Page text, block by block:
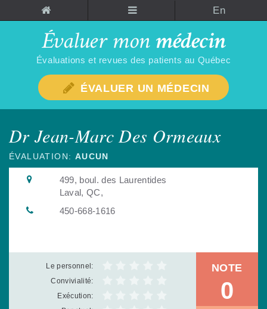
En
Évaluations et revues des patients au Québec
ÉVALUER UN MÉDECIN
Dr Jean-Marc Des Ormeaux
ÉVALUATION: AUCUN
499, boul. des Laurentides
Laval, QC,
450-668-1616
Le personnel:
Convivialité:
Exécution:
NOTE
0